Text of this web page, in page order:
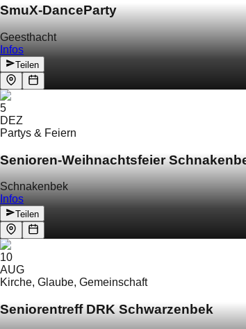
SmuX-DanceParty
Geesthacht
Infos
Teilen
5
DEZ
Partys & Feiern
Senioren-Weihnachtsfeier
Schnakenbek
Infos
Teilen
10
AUG
Kirche, Glaube, Gemeinschaft
Seniorentreff DRK Schwarzenbek